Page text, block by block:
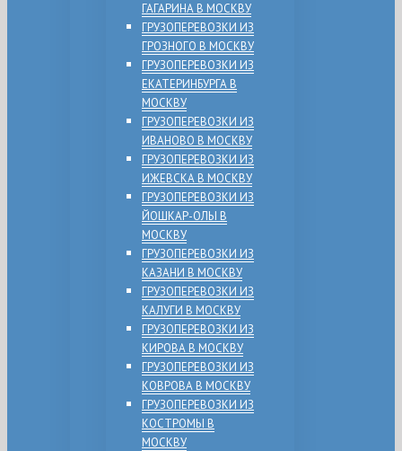
ГАГАРИНА В МОСКВУ
ГРУЗОПЕРЕВОЗКИ ИЗ
ГРОЗНОГО В МОСКВУ
ГРУЗОПЕРЕВОЗКИ ИЗ
ЕКАТЕРИНБУРГА В
МОСКВУ
ГРУЗОПЕРЕВОЗКИ ИЗ
ИВАНОВО В МОСКВУ
ГРУЗОПЕРЕВОЗКИ ИЗ
ИЖЕВСКА В МОСКВУ
ГРУЗОПЕРЕВОЗКИ ИЗ
ЙОШКАР-ОЛЫ В
МОСКВУ
ГРУЗОПЕРЕВОЗКИ ИЗ
КАЗАНИ В МОСКВУ
ГРУЗОПЕРЕВОЗКИ ИЗ
КАЛУГИ В МОСКВУ
ГРУЗОПЕРЕВОЗКИ ИЗ
КИРОВА В МОСКВУ
ГРУЗОПЕРЕВОЗКИ ИЗ
КОВРОВА В МОСКВУ
ГРУЗОПЕРЕВОЗКИ ИЗ
КОСТРОМЫ В
МОСКВУ